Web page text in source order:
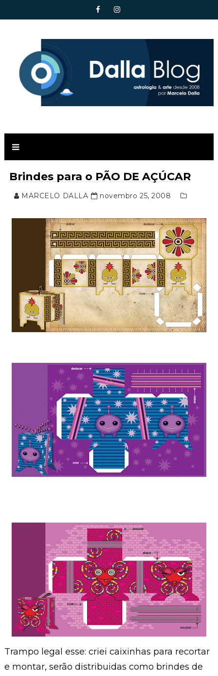
Brindes para o PÃO DE AÇÚCAR
MARCELO DALLA novembro 25, 2008
Trampo legal esse: criei caixinhas para recortar
e montar, serão distribuidas como brindes de